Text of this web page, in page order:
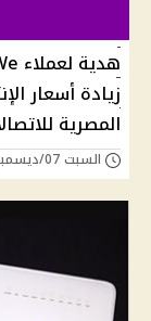
زيادة أسعار
المصرية
السبت 07/ديسمبر/2024 - 05:00 ص